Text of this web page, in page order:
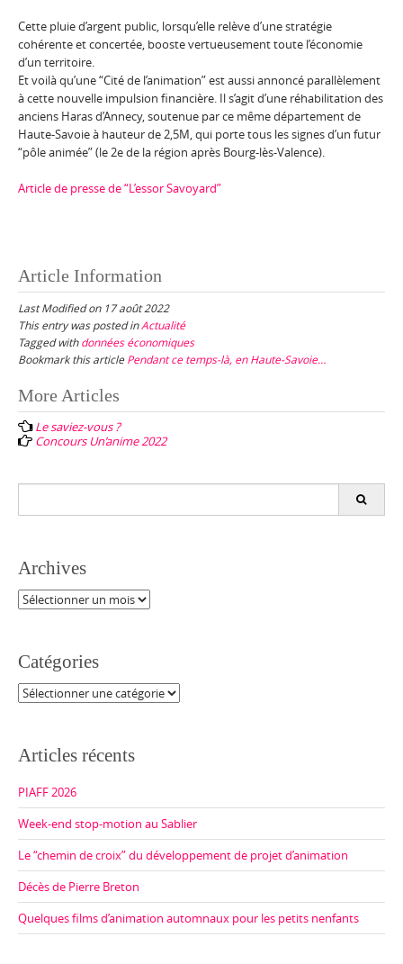
Cette pluie d’argent public, lorsqu’elle relève d’une stratégie
cohérente et concertée, booste vertueusement toute l’économie
d’un territoire.
Et voilà qu’une “Cité de l’animation” est aussi annoncé parallèlement
à cette nouvelle impulsion financière. Il s’agit d’une réhabilitation des
anciens Haras d’Annecy, soutenue par ce même département de
Haute-Savoie à hauteur de 2,5M, qui porte tous les signes d’un futur
“pôle animée” (le 2e de la région après Bourg-lès-Valence).
Article de presse de “L’essor Savoyard”
Article Information
Last Modified on 17 août 2022
This entry was posted inActualité
Tagged withdonnées économiques
Bookmark this article Pendant ce temps-là, en Haute-Savoie…
Post
navigation
More Articles
Le saviez-vous ?
Concours Un’anime 2022
Archives
Archives
Catégories
Catégories
Articles récents
PIAFF 2026
Week-end stop-motion au Sablier
Le “chemin de croix” du développement de projet d’animation
Décès de Pierre Breton
Quelques films d’animation automnaux pour les petits nenfants